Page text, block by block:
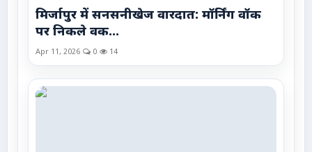
मिर्जापुर में सनसनीखेज वारदात: मॉर्निंग वॉक
पर निकले वक...
Apr 11, 2026 0 14